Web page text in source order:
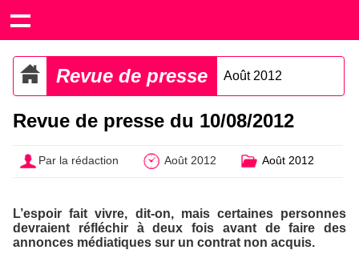
Revue de presse Août 2012
Revue de presse du 10/08/2012
Par la rédaction Août 2012 Août 2012
L’espoir fait vivre, dit-on, mais certaines personnes
devraient réfléchir à deux fois avant de faire des
annonces médiatiques sur un contrat non acquis.